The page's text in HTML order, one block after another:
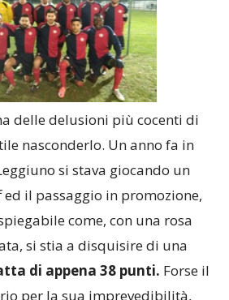
delle delusioni più cocenti di
nasconderlo. Un anno fa in
si stava giocando un
il passaggio in promozione,
come, con una rosa
si stia a disquisire di una